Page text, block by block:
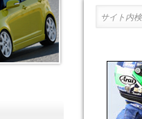
サイト内